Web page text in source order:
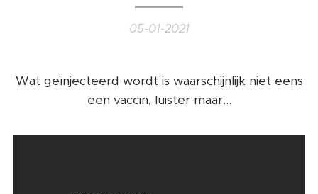
05-01-2021
Wat geïnjecteerd wordt is waarschijnlijk niet eens
een vaccin, luister maar...